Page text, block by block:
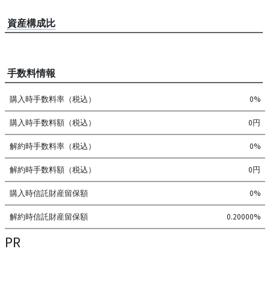
資産構成比
手数料情報
購入時手数料率（税込） 0%
購入時手数料額（税込） 0円
解約時手数料率（税込） 0%
解約時手数料額（税込） 0円
購入時信託財産留保額 0%
解約時信託財産留保額 0.20000%
PR